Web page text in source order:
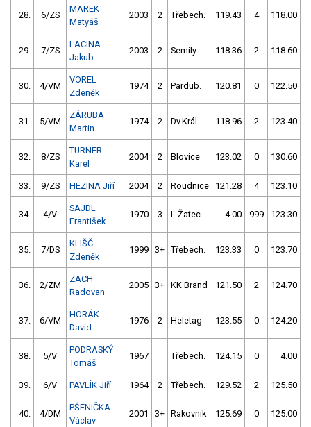
28. 6/ZS
MAREK
Matyáš
2003 2 Třebech. 119.43 4 118.00
29. 7/ZS
LACINA
Jakub
2003 2 Semily 118.36 2 118.60
30. 4/VM
VOREL
Zdeněk
1974 2 Pardub. 120.81 0 122.50
31. 5/VM
ZÁRUBA
Martin
1974 2 Dv.Král. 118.96 2 123.40
32. 8/ZS
TURNER
Karel
2004 2 Blovice 123.02 0 130.60
33. 9/ZS HEZINA Jiří 2004 2 Roudnice 121.28 4 123.10
34. 4/V
SAJDL
František
1970 3 L.Žatec 4.00 999 123.30
35. 7/DS
KLIŠČ
Zdeněk
1999 3+ Třebech. 123.33 0 123.70
36. 2/ZM
ZACH
Radovan
2005 3+ KK Brand 121.50 2 124.70
37. 6/VM
HORÁK
David
1976 2 Heletag 123.55 0 124.20
38. 5/V
PODRASKÝ
Tomáš
1967 Třebech. 124.15 0 4.00
39. 6/V PAVLÍK Jiří 1964 2 Třebech. 129.52 2 125.50
40. 4/DM
PŠENIČKA
Václav
2001 3+ Rakovník 125.69 0 125.00